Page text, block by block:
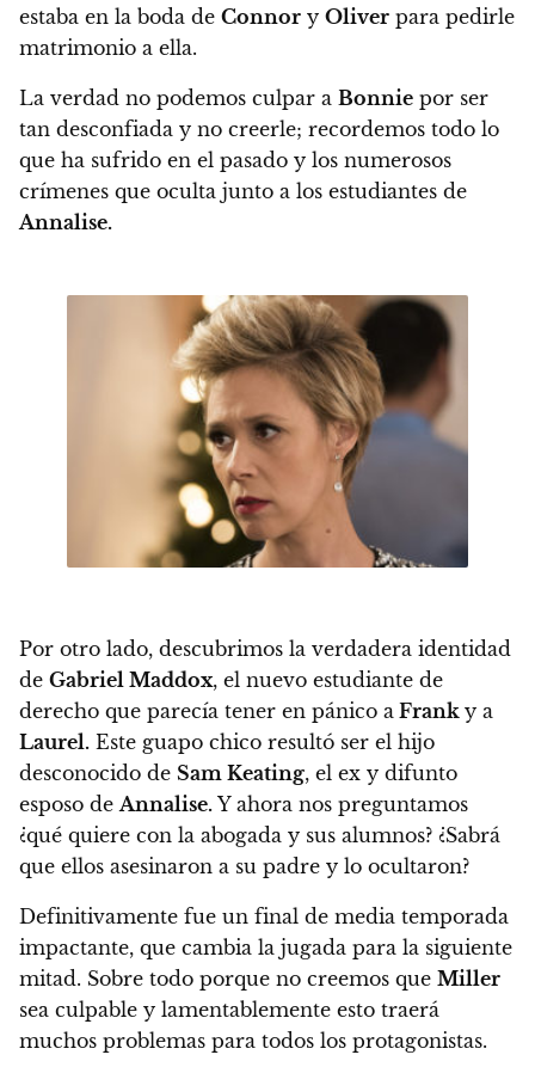
estaba en la boda de Connor y Oliver para pedirle
matrimonio a ella.
La verdad no podemos culpar a Bonnie por ser
tan desconfiada y no creerle; recordemos todo lo
que ha sufrido en el pasado y los numerosos
crímenes que oculta junto a los estudiantes de
Annalise.
Por otro lado, descubrimos la verdadera identidad
de Gabriel Maddox, el nuevo estudiante de
derecho que parecía tener en pánico a Frank y a
Laurel. Este guapo chico resultó ser el hijo
desconocido de Sam Keating, el ex y difunto
esposo de Annalise. Y ahora nos preguntamos
¿qué quiere con la abogada y sus alumnos? ¿Sabrá
que ellos asesinaron a su padre y lo ocultaron?
Definitivamente fue un final de media temporada
impactante, que cambia la jugada para la siguiente
mitad. Sobre todo porque no creemos que Miller
sea culpable y lamentablemente esto traerá
muchos problemas para todos los protagonistas.